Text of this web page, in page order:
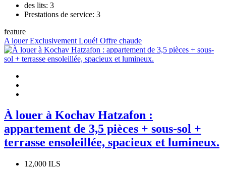
des lits: 3
Prestations de service: 3
feature
A louerExclusivement Loué! Offre chaude
À louer à Kochav Hatzafon :
appartement de 3,5 pièces + sous-sol +
terrasse ensoleillée, spacieux et lumineux.
12,000 ILS